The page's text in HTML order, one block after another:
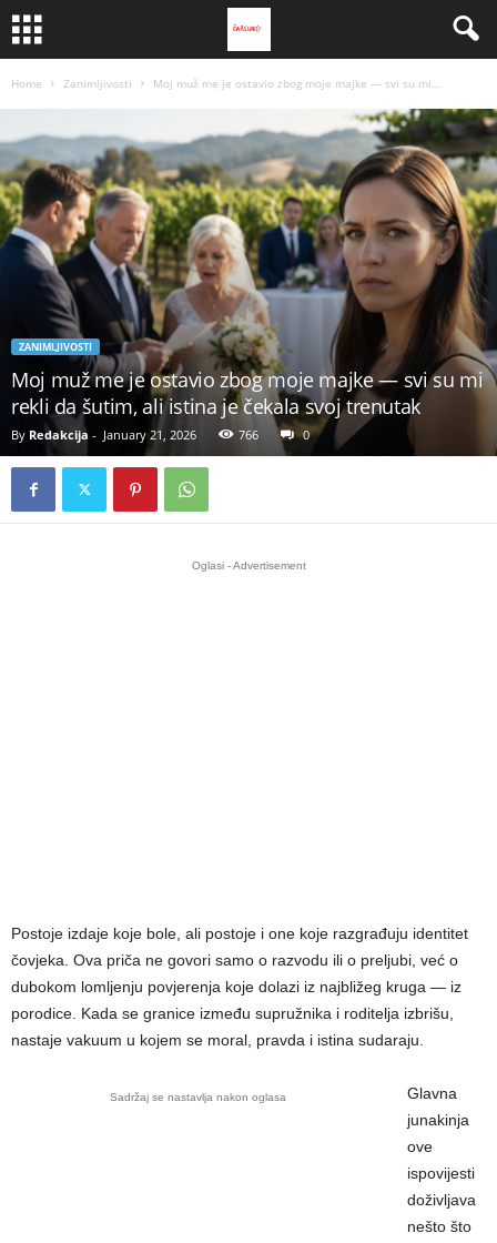
Home Zanimljivosti Moj muž me je ostavio zbog moje majke — svi su mi...
ZANIMLJIVOSTI
Moj muž me je ostavio zbog moje majke — svi su mi
rekli da šutim, ali istina je čekala svoj trenutak
By Redakcija - January 21, 2026 766 0
Oglasi - Advertisement
Postoje izdaje koje bole, ali postoje i one koje razgrađuju identitet
čovjeka. Ova priča ne govori samo o razvodu ili o preljubi, već o
dubokom lomljenju povjerenja koje dolazi iz najbližeg kruga — iz
porodice. Kada se granice između supružnika i roditelja izbrišu,
nastaje vakuum u kojem se moral, pravda i istina sudaraju.
Sadržaj se nastavlja nakon oglasa
Glavna
junakinja
ove
ispovijesti
doživljava
nešto što